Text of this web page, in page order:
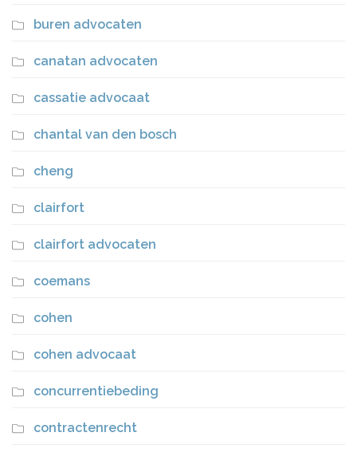
buren advocaten
canatan advocaten
cassatie advocaat
chantal van den bosch
cheng
clairfort
clairfort advocaten
coemans
cohen
cohen advocaat
concurrentiebeding
contractenrecht